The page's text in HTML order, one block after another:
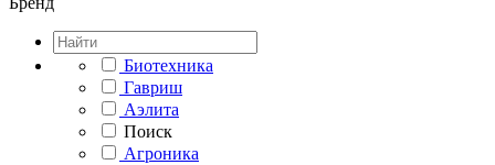
Биотехника
Гавриш
Аэлита
Поиск
Агроника